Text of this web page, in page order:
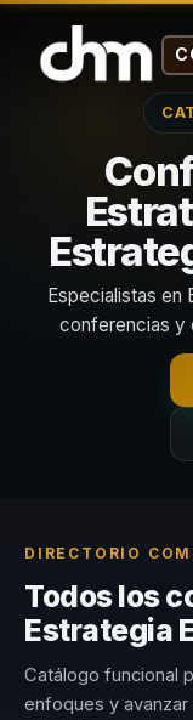
Especialistas en
conferencias y
DIRECTORIO
Todos los
Estrategia
Catálogo funcional
enfoques y